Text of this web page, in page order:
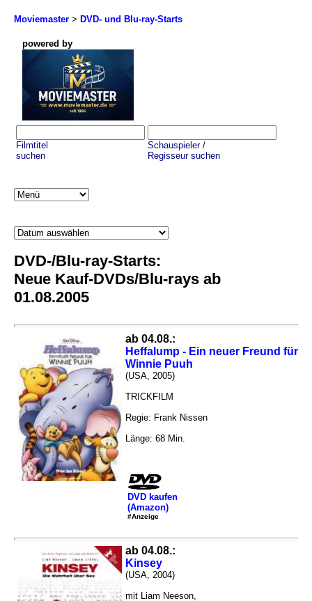
Moviemaster > DVD- und Blu-ray-Starts
powered by
Filmtitel
suchen
Schauspieler /
Regisseur suchen
DVD-/Blu-ray-Starts:
Neue Kauf-DVDs/Blu-rays ab
01.08.2005
ab 04.08.:
Heffalump - Ein neuer Freund für
Winnie Puuh
(USA, 2005)
TRICKFILM
Regie: Frank Nissen
Länge: 68 Min.
DVD kaufen
(Amazon)
#Anzeige
ab 04.08.:
Kinsey
(USA, 2004)
mit Liam Neeson,